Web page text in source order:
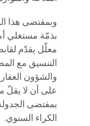
وبمقتضى هذا
بذمّة مستغلي
معلّل يقدّم
التنسيق مع
والشؤون
على أن لا
بمقتضى
الكراء السنوي.